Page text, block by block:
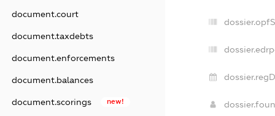
document.court
document.taxdebts
document.enforcements
document.balances
document.scorings new!